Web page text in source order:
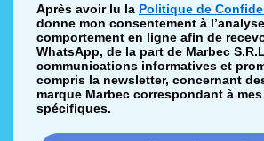
Après avoir lu la Politique de
donne mon consentement à
comportement en ligne afin de
WhatsApp, de la part de Marbec
communications informatives et
compris la newsletter, concernant
marque Marbec correspondant à
spécifiques.